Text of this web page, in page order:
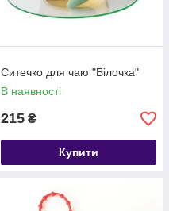
Ситечко для чаю "Білочка"
В наявності
215 ₴
Купити